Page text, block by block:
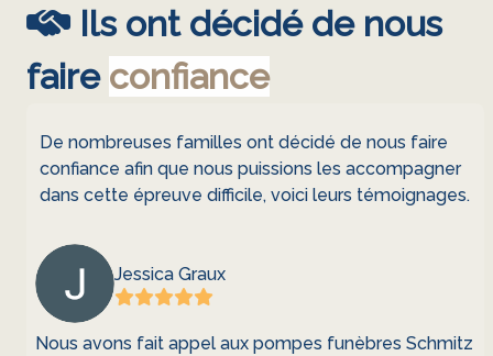
Ils ont décidé de nous
faire confiance
De nombreuses familles ont décidé de nous faire
confiance afin que nous puissions les accompagner
dans cette épreuve difficile, voici leurs témoignages.
Jessica Graux
Nous avons fait appel aux pompes funèbres Schmitz